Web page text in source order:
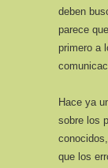
deben
parece
primero a
Hace ya
sobre los
que los